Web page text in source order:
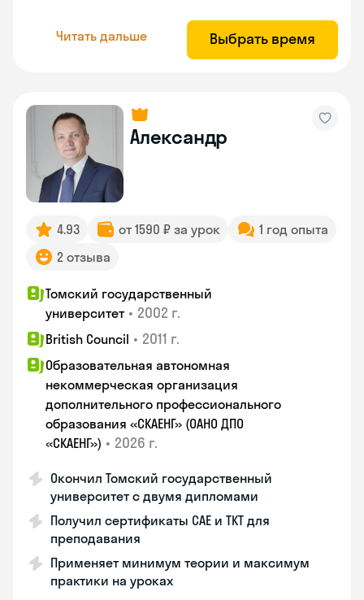
Читать дальше Выбрать время
Александр
4.93 от 1590 ₽ за урок
1 год опыта
2 отзыва
Томский государственный
университет • 2002 г.
British Council • 2011 г.
Образовательная автономная
некоммерческая организация
дополнительного профессионального
образования «СКАЕНГ» (ОАНО ДПО
«СКАЕНГ») • 2026 г.
Окончил Томский государственный
университет с двумя дипломами
Получил сертификаты CAE и TKT для
преподавания
Применяет минимум теории и максимум
практики на уроках